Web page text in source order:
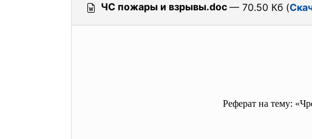
ЧС пожары и взрывы.doc — 70.50 Кб (
Реферат на тему: